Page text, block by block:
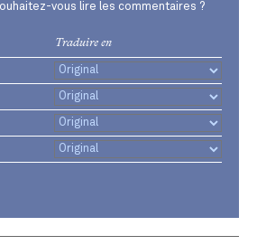
vous lire les commentaires ?
Traduire en